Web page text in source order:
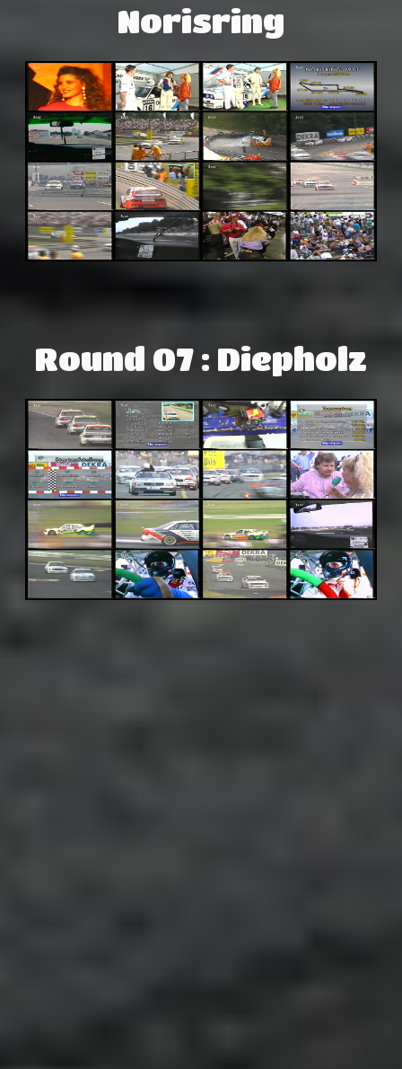
Norisring
Round 07 : Diepholz